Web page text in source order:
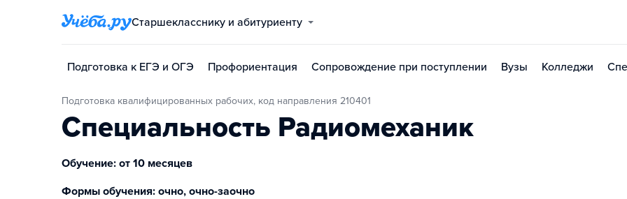
Старшекласснику и абитуриенту
Подготовка к ЕГЭ и ОГЭ Профориентация Сопровождение при поступлении Вузы Колледжи
Подготовка квалифицированных рабочих, код направления 210401
Специальность Радиомеханик
Обучение: от 10 месяцев
Формы обучения: очно, очно-заочно